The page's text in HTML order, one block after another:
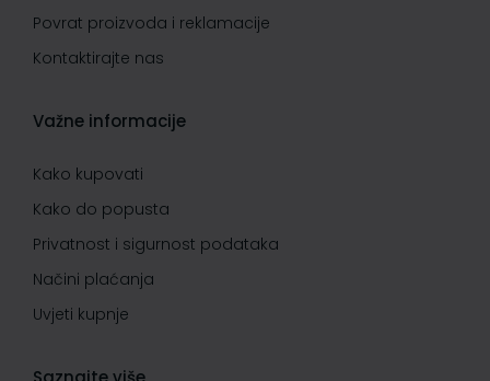
Povrat proizvoda i reklamacije
Kontaktirajte nas
Važne informacije
Kako kupovati
Kako do popusta
Privatnost i sigurnost podataka
Načini plaćanja
Uvjeti kupnje